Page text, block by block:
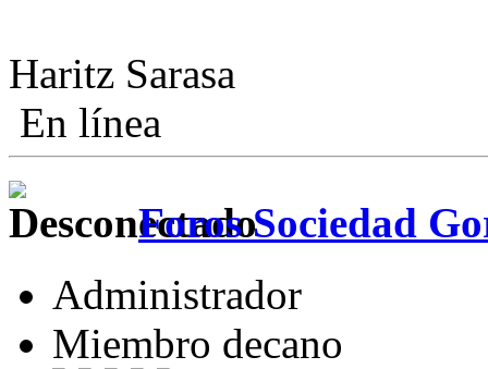
Haritz Sarasa
En línea
Foros Sociedad
Administrador
Miembro decano